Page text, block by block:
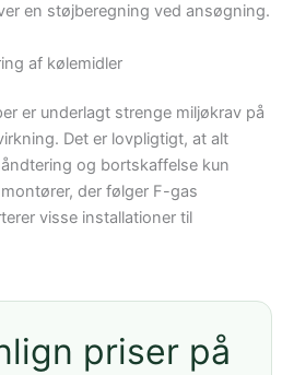
en støjberegning ved ansøgning.
af kølemidler
er underlagt strenge miljøkrav på
Det er lovpligtigt, at alt
og bortskaffelse kun
der følger F-gas
visse installationer til
priser på